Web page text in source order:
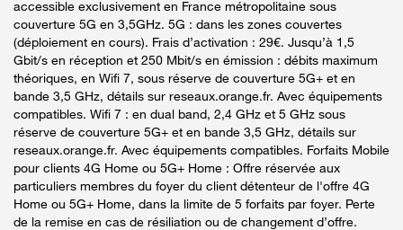
accessible exclusivement en France métropolitaine sous
couverture 5G en 3,5GHz. 5G : dans les zones couvertes
(déploiement en cours). Frais d’activation : 29€. Jusqu’à 1,5
Gbit/s en réception et 250 Mbit/s en émission : débits maximum
théoriques, en Wifi 7, sous réserve de couverture 5G+ et en
bande 3,5 GHz, détails sur reseaux.orange.fr. Avec équipements
compatibles. Wifi 7 : en dual band, 2,4 GHz et 5 GHz sous
réserve de couverture 5G+ et en bande 3,5 GHz, détails sur
reseaux.orange.fr. Avec équipements compatibles. Forfaits Mobile
pour clients 4G Home ou 5G+ Home : Offre réservée aux
particuliers membres du foyer du client détenteur de l'offre 4G
Home ou 5G+ Home, dans la limite de 5 forfaits par foyer. Perte
de la remise en cas de résiliation ou de changement d’offre.